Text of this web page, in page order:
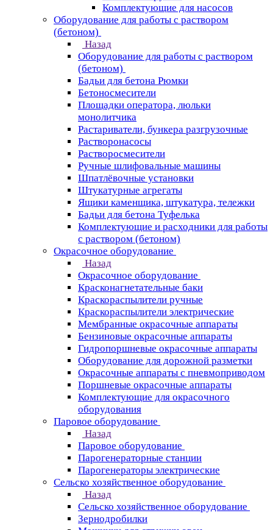
Комплектующие для насосов
Оборудование для работы с раствором
(бетоном)
Назад
Оборудование для работы с раствором
(бетоном)
Бадьи для бетона Рюмки
Бетоносмесители
Площадки оператора, люльки
монолитчика
Растариватели, бункера разгрузочные
Растворонасосы
Растворосмесители
Ручные шлифовальные машины
Шпатлёвочные установки
Штукатурные агрегаты
Ящики каменщика, штукатура, тележки
Бадьи для бетона Туфелька
Комплектующие и расходники для работы
с раствором (бетоном)
Окрасочное оборудование
Назад
Окрасочное оборудование
Красконагнетательные баки
Краскораспылители ручные
Краскораспылители электрические
Мембранные окрасочные аппараты
Бензиновые окрасочные аппараты
Гидропоршневые окрасочные аппараты
Оборудование для дорожной разметки
Окрасочные аппараты с пневмоприводом
Поршневые окрасочные аппараты
Комплектующие для окрасочного
оборудования
Паровое оборудование
Назад
Паровое оборудование
Парогенераторные станции
Парогенераторы электрические
Сельско хозяйственное оборудование
Назад
Сельско хозяйственное оборудование
Зернодробилки